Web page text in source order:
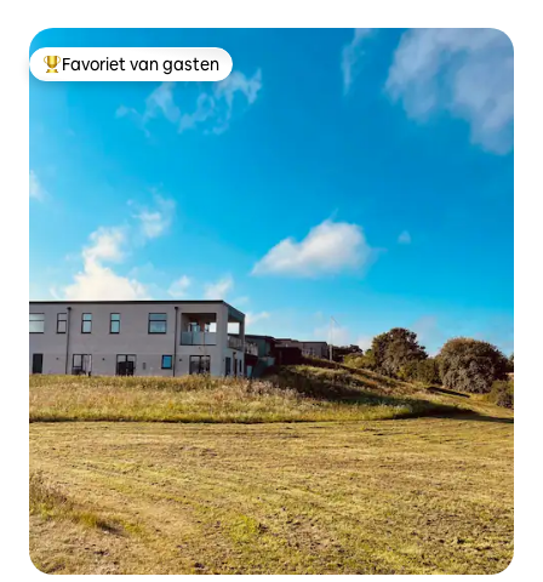
Topfavoriet van gasten
Favoriet van gasten